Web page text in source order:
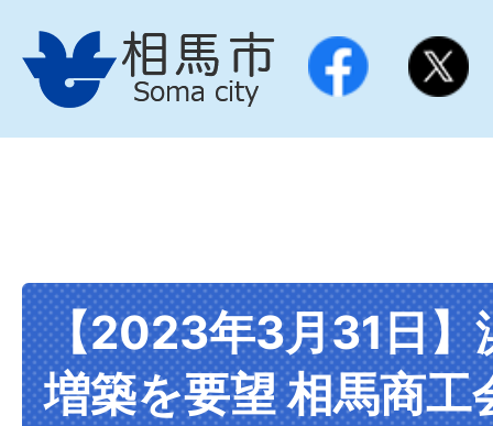
【2023年3月31日】
増築を要望 相馬商工